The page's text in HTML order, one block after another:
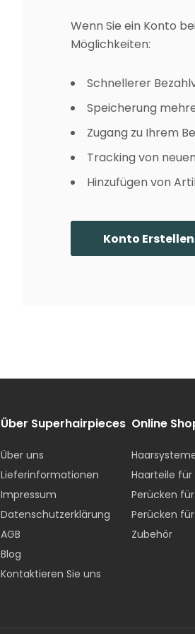
Wenn Sie ein Konto
Möglichkeiten:
Schnellerer
Speicherung
Zugang zu Ihrem
Tracking von
Hinzufügen von
Konto Erstellen
Über Superhairpieces
Über uns
Lieferinformationen
Impressum
Datenschutzerklärung
AGB
Blog
Kontaktieren Sie uns
Online
Haarteile für
Perücken
Perücken
Zubehör